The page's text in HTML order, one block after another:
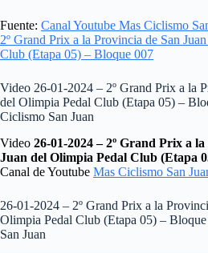
Fuente: Canal Youtube Mas Ciclismo
2º Grand Prix a la Provincia de San
Club (Etapa 05) – Bloque 007
Video 26-01-2024 – 2º Grand Prix a la
del Olimpia Pedal Club (Etapa 05) –
Ciclismo San Juan
Video 26-01-2024 – 2º Grand Prix a
Juan del Olimpia Pedal Club (Etapa
Canal de Youtube Mas Ciclismo San
26-01-2024 – 2º Grand Prix a la
Olimpia Pedal Club (Etapa 05) –
San Juan